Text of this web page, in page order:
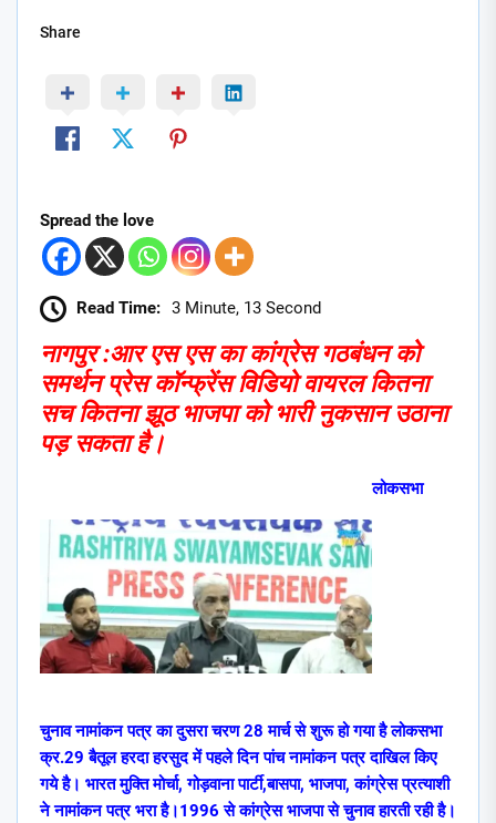
Share
Spread the love
Read Time: 3 Minute, 13 Second
नागपुर :आर एस एस का कांग्रेस गठबंधन को
समर्थन प्रेस कॉन्फ्रेंस विडियो वायरल कितना
सच कितना झूठ भाजपा को भारी नुकसान उठाना
पड़ सकता है।
लोकसभा
चुनाव नामांकन पत्र का दुसरा चरण 28 मार्च से शुरू हो गया है लोकसभा
क्र.29 बैतूल हरदा हरसुद में पहले दिन पांच नामांकन पत्र दाखिल किए
गये है। भारत मुक्ति मोर्चा, गोड़वाना पार्टी,बासपा, भाजपा, कांग्रेस प्रत्याशी
ने नामांकन पत्र भरा है।1996 से कांग्रेस भाजपा से चुनाव हारती रही है।